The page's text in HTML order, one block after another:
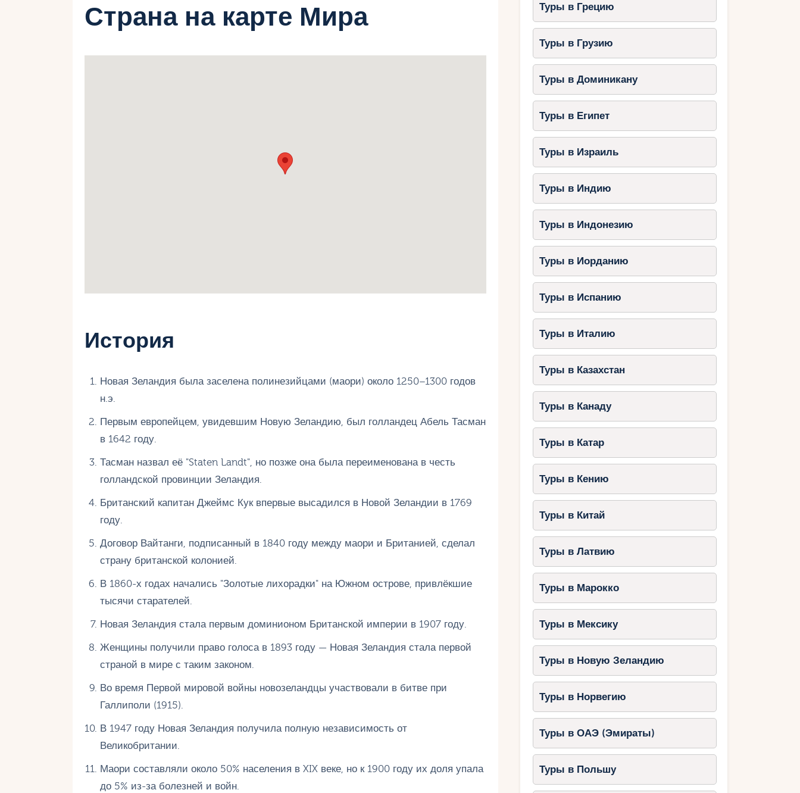
Страна на карте Мира
История
Новая Зеландия была заселена полинезийцами (маори) около 1250–1300 годов
н.э.
Первым европейцем, увидевшим Новую Зеландию, был голландец Абель Тасман
в 1642 году.
Тасман назвал её "Staten Landt", но позже она была переименована в честь
голландской провинции Зеландия.
Британский капитан Джеймс Кук впервые высадился в Новой Зеландии в 1769
году.
Договор Вайтанги, подписанный в 1840 году между маори и Британией, сделал
страну британской колонией.
В 1860-х годах начались "Золотые лихорадки" на Южном острове, привлёкшие
тысячи старателей.
Новая Зеландия стала первым доминионом Британской империи в 1907 году.
Женщины получили право голоса в 1893 году — Новая Зеландия стала первой
страной в мире с таким законом.
Во время Первой мировой войны новозеландцы участвовали в битве при
Галлиполи (1915).
В 1947 году Новая Зеландия получила полную независимость от
Великобритании.
Маори составляли около 50% населения в XIX веке, но к 1900 году их доля упала
до 5% из-за болезней и войн.
Туры в Грецию
Туры в Грузию
Туры в Доминикану
Туры в Египет
Туры в Израиль
Туры в Индию
Туры в Индонезию
Туры в Иорданию
Туры в Испанию
Туры в Италию
Туры в Казахстан
Туры в Канаду
Туры в Катар
Туры в Кению
Туры в Китай
Туры в Латвию
Туры в Марокко
Туры в Мексику
Туры в Новую Зеландию
Туры в Норвегию
Туры в ОАЭ (Эмираты)
Туры в Польшу